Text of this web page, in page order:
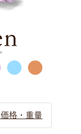
、
い出。
格・重量